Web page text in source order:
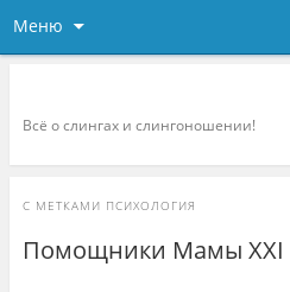
Меню
Всё о слингах и слингоношении!
С МЕТКАМИ ПСИХОЛОГИЯ
Помощники Мамы XXI